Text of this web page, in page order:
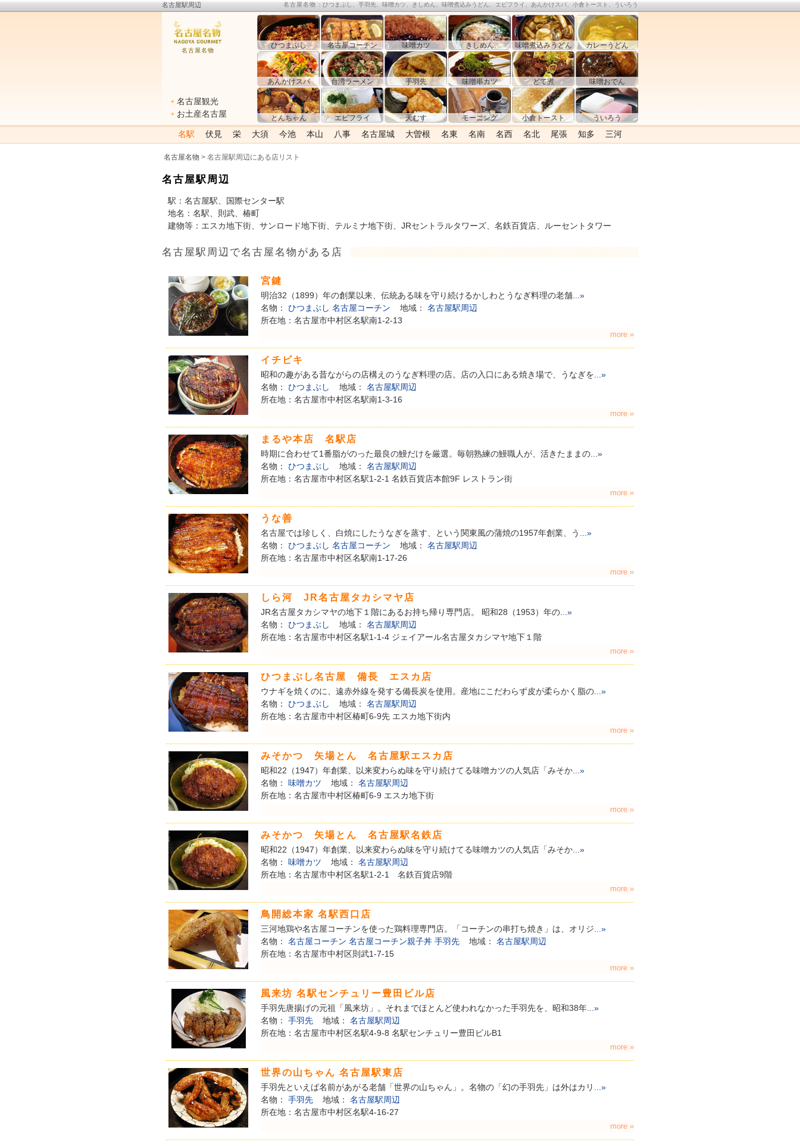
名古屋駅周辺 名古屋名物 ：ひつまぶし、手羽先、味噌カツ、きしめん、味噌煮込みうどん、エビフライ、あんかけスパ、小倉トースト、ういろう
名古屋名物
ひつまぶし 名古屋コーチン 味噌カツ きしめん 味噌煮込みうどん カレーうどん
あんかけスパ 台湾ラーメン 手羽先 味噌串カツ どて煮 味噌おでん
とんちゃん エビフライ 天むす モーニング 小倉トースト ういろう
名古屋観光
お土産名古屋
名駅 伏見 栄 大須 今池 本山 八事 名古屋城 大曽根 名東 名南 名西 名北 尾張 知多 三河
名古屋名物 > 名古屋駅周辺にある店リスト
名古屋駅周辺
駅：名古屋駅、国際センター駅
地名：名駅、則武、椿町
建物等：エスカ地下街、サンロード地下街、テルミナ地下街、JRセントラルタワーズ、名鉄百貨店、ルーセントタワー
名古屋駅周辺で名古屋名物がある店
宮鍵
明治32（1899）年の創業以来、伝統ある味を守り続けるかしわとうなぎ料理の老舗... »
名物： ひつまぶし 名古屋コーチン 地域： 名古屋駅周辺
所在地：名古屋市中村区名駅南1-2-13
more »
イチビキ
昭和の趣がある昔ながらの店構えのうなぎ料理の店。店の入口にある焼き場で、うなぎを... »
名物： ひつまぶし 地域： 名古屋駅周辺
所在地：名古屋市中村区名駅南1-3-16
more »
まるや本店 名駅店
時期に合わせて1番脂がのった最良の鰻だけを厳選。毎朝熟練の鰻職人が、活きたままの... »
名物： ひつまぶし 地域： 名古屋駅周辺
所在地：名古屋市中村区名駅1-2-1 名鉄百貨店本館9F レストラン街
more »
うな善
名古屋では珍しく、白焼にしたうなぎを蒸す、という関東風の蒲焼の1957年創業、う... »
名物： ひつまぶし 名古屋コーチン 地域： 名古屋駅周辺
所在地：名古屋市中村区名駅南1-17-26
more »
しら河 JR名古屋タカシマヤ店
JR名古屋タカシマヤの地下１階にあるお持ち帰り専門店。 昭和28（1953）年の... »
名物： ひつまぶし 地域： 名古屋駅周辺
所在地：名古屋市中村区名駅1-1-4 ジェイアール名古屋タカシマヤ地下１階
more »
ひつまぶし名古屋 備長 エスカ店
ウナギを焼くのに、遠赤外線を発する備長炭を使用。産地にこだわらず皮が柔らかく脂の... »
名物： ひつまぶし 地域： 名古屋駅周辺
所在地：名古屋市中村区椿町6-9先 エスカ地下街内
more »
みそかつ 矢場とん 名古屋駅エスカ店
昭和22（1947）年創業、以来変わらぬ味を守り続けてる味噌カツの人気店「みそか... »
名物： 味噌カツ 地域： 名古屋駅周辺
所在地：名古屋市中村区椿町6-9 エスカ地下街
more »
みそかつ 矢場とん 名古屋駅名鉄店
昭和22（1947）年創業、以来変わらぬ味を守り続けてる味噌カツの人気店「みそか... »
名物： 味噌カツ 地域： 名古屋駅周辺
所在地：名古屋市中村区名駅1-2-1 名鉄百貨店9階
more »
鳥開総本家 名駅西口店
三河地鶏や名古屋コーチンを使った鶏料理専門店。「コーチンの串打ち焼き」は、オリジ... »
名物： 名古屋コーチン 名古屋コーチン親子丼 手羽先 地域： 名古屋駅周辺
所在地：名古屋市中村区則武1-7-15
more »
風来坊 名駅センチュリー豊田ビル店
手羽先唐揚げの元祖「風来坊」。それまでほとんど使われなかった手羽先を、昭和38年... »
名物： 手羽先 地域： 名古屋駅周辺
所在地：名古屋市中村区名駅4-9-8 名駅センチュリー豊田ビルB1
more »
世界の山ちゃん 名古屋駅東店
手羽先といえば名前があがる老舗「世界の山ちゃん」。名物の「幻の手羽先」は外はカリ... »
名物： 手羽先 地域： 名古屋駅周辺
所在地：名古屋市中村区名駅4-16-27
more »